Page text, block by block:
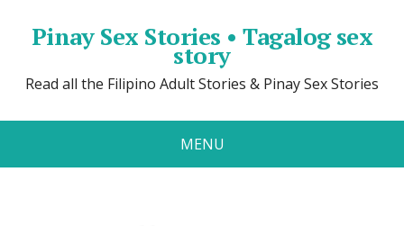
Pinay Sex Stories • Tagalog sex
story
Read all the Filipino Adult Stories & Pinay Sex Stories
MENU